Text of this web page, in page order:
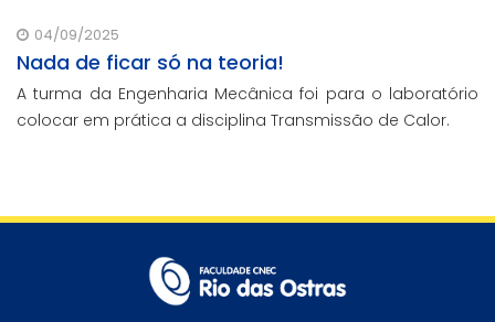
04/09/2025
Nada de ficar só na teoria!
A turma da Engenharia Mecânica foi para o laboratório
colocar em prática a disciplina Transmissão de Calor.